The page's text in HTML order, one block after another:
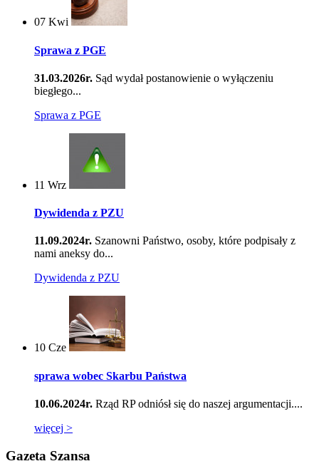
07 Kwi
Sprawa z PGE
31.03.2026r. Sąd wydał postanowienie o wyłączeniu
biegłego...
Sprawa z PGE
11 Wrz
Dywidenda z PZU
11.09.2024r. Szanowni Państwo, osoby, które podpisały z
nami aneksy do...
Dywidenda z PZU
10 Cze
sprawa wobec Skarbu Państwa
10.06.2024r. Rząd RP odniósł się do naszej argumentacji....
więcej >
Gazeta Szansa